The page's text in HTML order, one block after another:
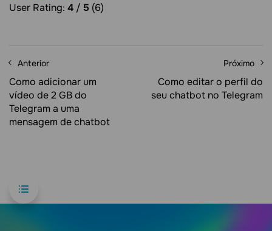
User Rating: 4 / 5 (6)
Anterior
Como adicionar um
vídeo de 2 GB do
Telegram a uma
mensagem de chatbot
Próximo
Como editar o perfil do
seu chatbot no Telegram